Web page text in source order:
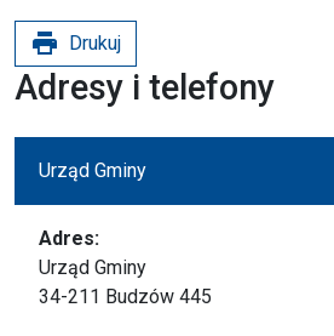
print Drukuj
Adresy i telefony
Urząd Gminy
Adres:
Urząd Gminy
34-211 Budzów 445